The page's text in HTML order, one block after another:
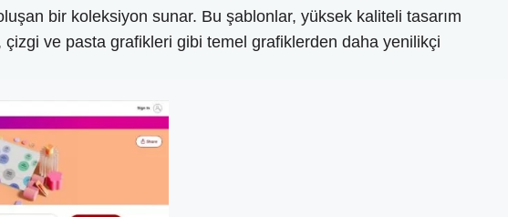
bir koleksiyon sunar. Bu şablonlar, yüksek kaliteli tasarım
ve pasta grafikleri gibi temel grafiklerden daha yenilikçi